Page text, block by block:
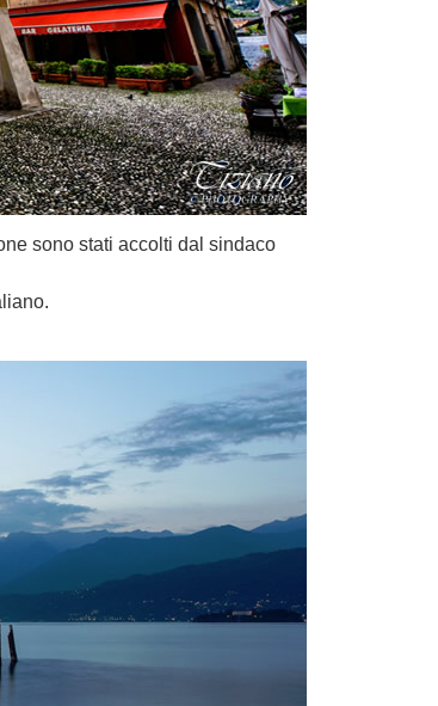
sono stati accolti dal sindaco